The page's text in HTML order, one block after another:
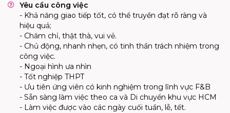
Yêu cầu công việc
- Khả năng giao tiếp tốt, có thể truyền đạt rõ ràng và
hiệu quả;
- Chăm chỉ, thật thà, vui vẻ.
- Chủ động, nhanh nhẹn, có tinh thần trách nhiệm trong
công việc.
- Ngoại hình ưa nhìn
- Tốt nghiệp THPT
- Ưu tiên ứng viên có kinh nghiệm trong lĩnh vực F&B
- Sẵn sàng làm việc theo ca và Di chuyển khu vực HCM
- Làm việc được vào các ngày cuối tuần, lễ, tết.